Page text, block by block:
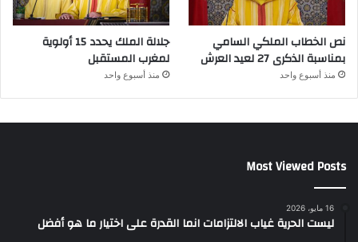
نص الخطاب الملكي السامي
بمناسبة الذكرى 27 لعيد العرش
منذ أسبوع واحد
جلالة الملك يحدد 15 أولوية
لمغرب المستقبل
منذ أسبوع واحد
Most Viewed Posts
16 مايو، 2026
ليست الحرية غياب الالتزامات انما القدرة على اختيار ما هو أفضل